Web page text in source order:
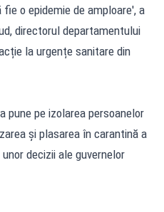
o epidemie de amploare', a
directorul departamentului
la urgențe sanitare din
pune pe izolarea persoanelor
și plasarea în carantină a
decizii ale guvernelor